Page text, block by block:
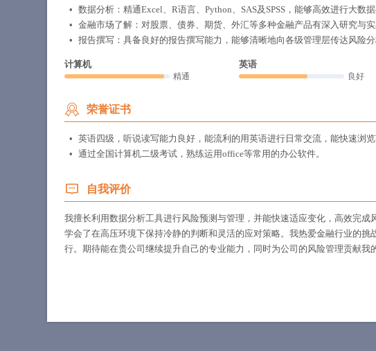
数据分析：精通Excel、R语言、Python、SAS及SPSS，能够高效进行大数
金融市场了解：对股票、债券、期货、外汇等多种金融产品有深入研究与实
报告撰写：具备良好的报告撰写能力，能够清晰地向各级管理层传达风险分
计算机
精通
英语
良好
荣誉证书
英语四级，听说读写能力良好，能流利的用英语进行日常交流，能快速浏览
通过全国计算机二级考试，熟练运用office等常用的办公软件。
自我评价
我擅长利用数据分析工具进行风险预测与管理，并能快速适应变化，高效完
学会了在高压环境下保持冷静的判断和灵活的应对策略。我热爱金融行业的
行。期待能在贵公司继续提升自己的专业能力，同时为公司的风险管理贡献我